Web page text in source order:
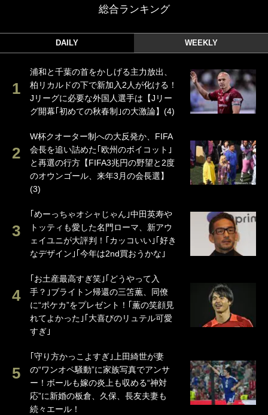
総合ランキング
DAILY WEEKLY
浦和と千葉の首をかしげる主力放出、
柏リカルドの下で新加入2人が化ける！
Jリーグに必要な外国人選手は【Jリー
グ開幕｢初めての秋春制｣の大激論】(4)
W杯クオーター制への大反発か、FIFA
会長を追い詰めた｢欧州のボイコット｣
と再選の行方【FIFA3兆円の野望と2度
のオウンゴール、来年3月の会長選】
(3)
｢めーっちゃオシャじゃん｣中田英寿や
トッティも愛した名門ローマ、新アウ
ェイユニが大評判！｢カッコいい｣｢好き
なデザイン｣｢今年は2nd買おうかな｣
｢お土産最高すぎ笑｣｢どうやって入
手？｣ブライトン帰還の三笘薫、同僚
に“ポケカ”をプレゼント！｢薫の笑顔見
れてよかった｣｢大喜びのリュテル可愛
すぎ｣
｢守り方かっこよすぎ｣上田綺世が妻
の“ワンオペ騒動”に家族写真でアンサ
ー！ボールも嫁の炎上も収める“神対
応”に新婚の板倉、久保、長友夫妻も
続々エール！